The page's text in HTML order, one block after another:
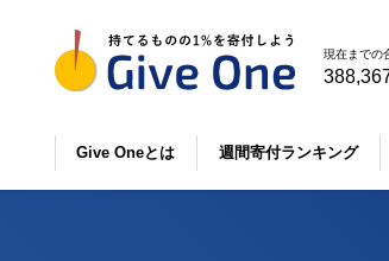
現在までの
Give Oneとは 週間寄付ランキング